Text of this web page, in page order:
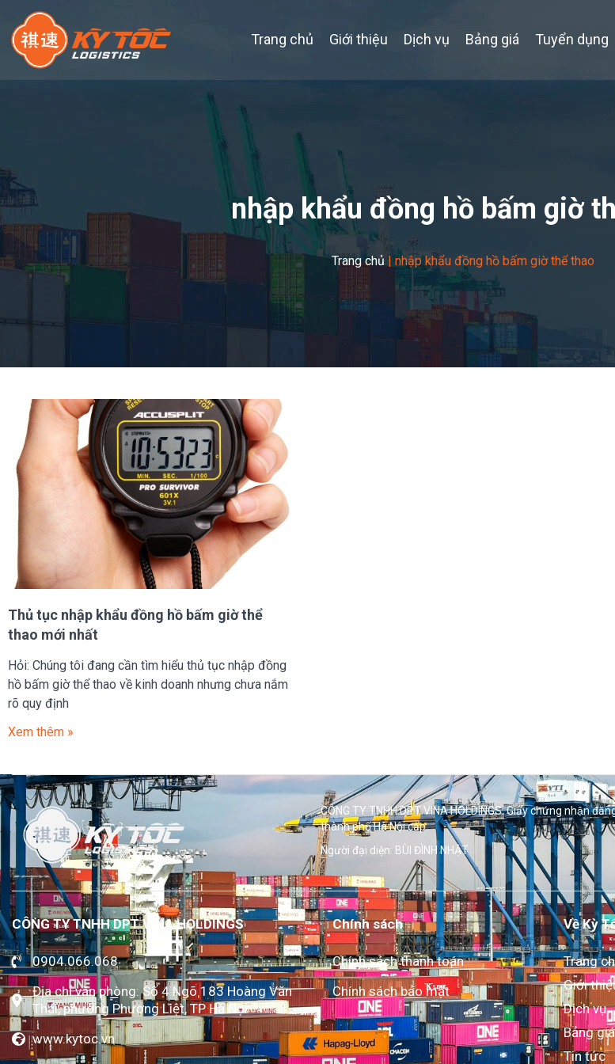
Trang chủ Giới thiệu Dịch vụ Bảng giá Tuyển dụng
nhập khẩu đồng hồ bấm giờ
Trang chủ |nhập khẩu đồng hồ bấm giờ thể thao
Thủ tục nhập khẩu đồng hồ bấm giờ thể
thao mới nhất
Hỏi: Chúng tôi đang cần tìm hiểu thủ tục nhập đồng
hồ bấm giờ thể thao về kinh doanh nhưng chưa nắm
rõ quy định
Xem thêm »
CÔNG TY TNHH DPT VINA HOLDINGS. Giấy chứng nhận
thành phố Hà Nội cấp.
Người đại diện: BÙI ĐÌNH NHẬT
CÔNG TY TNHH DPT VINA HOLDINGS
0904.066.068
Địa chỉ văn phòng: Số 4 Ngõ 183 Hoàng Văn
Thái, phường Phương Liệt, TP Hà Nội
www.kytoc.vn
Chính sách
Chính sách thanh toán
Chính sách bảo mật
Về Kỳ
Trang
Giới
Dịch vụ
Bảng giá
Tin tức